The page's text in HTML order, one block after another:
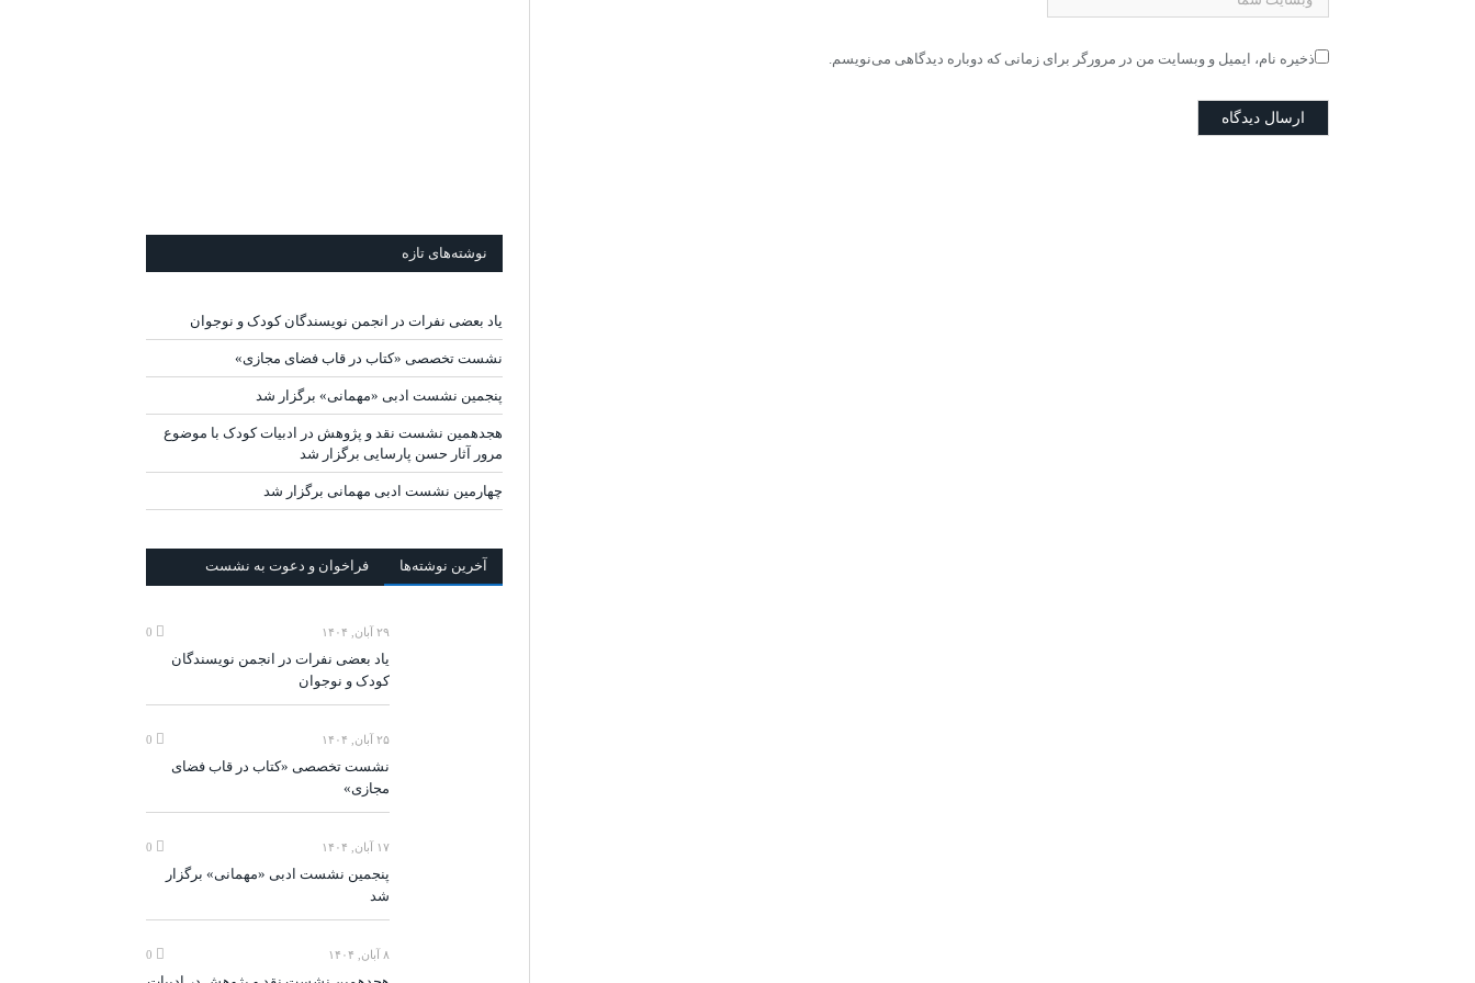
ذخیره نام، ایمیل و وبسایت من در مرورگر برای زمانی که دوباره دیدگاهی می‌نویسم.
نوشته‌های تازه
یاد بعضی نفرات در انجمن نویسندگان کودک و نوجوان
نشست تخصصی «کتاب در قاب فضای مجازی»
پنجمین نشست ادبی «مهمانی» برگزار شد
هجدهمین نشست نقد و پژوهش در ادبیات کودک با موضوع
مرور آثار حسن پارسایی برگزار شد
چهارمین نشست ادبی مهمانی برگزار شد
آخرين‌ نوشته‌ها فراخوان و دعوت به نشست
۲۹ آبان, ۱۴۰۴
یاد بعضی نفرات در انجمن نویسندگان
کودک و نوجوان
۲۵ آبان, ۱۴۰۴
نشست تخصصی «کتاب در قاب فضای
مجازی»
۱۷ آبان, ۱۴۰۴
پنجمین نشست ادبی «مهمانی» برگزار
شد
۸ آبان, ۱۴۰۴